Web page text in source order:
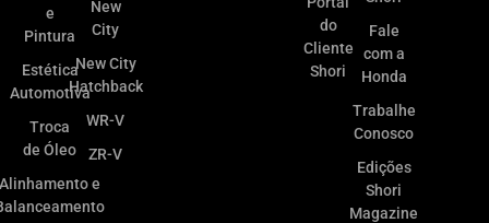
e
Pintura
Estética
Automotiva
Troca
de Óleo
Alinhamento e
New
City
New City
Hatchback
WR-V
ZR-V
do
Cliente
Shori
Fale
com a
Honda
Trabalhe
Conosco
Edições
Shori
Magazine